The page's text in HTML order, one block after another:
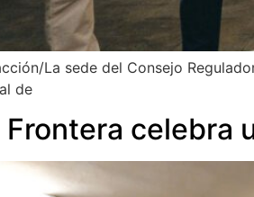
La sede del Consejo
de
Frontera celebra